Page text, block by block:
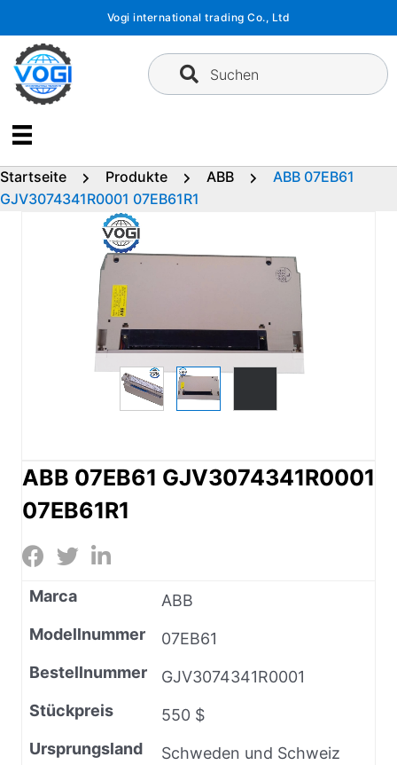
springen
Vogi international trading Co., Ltd
Suchen
Startseite Produkte ABB
ABB 07EB61
GJV3074341R0001 07EB61R1
ABB 07EB61 GJV3074341R0001
07EB61R1
Marca
ABB
Modellnummer
07EB61
Bestellnummer
GJV3074341R0001
Stückpreis
550 $
Ursprungsland
Schweden und Schweiz